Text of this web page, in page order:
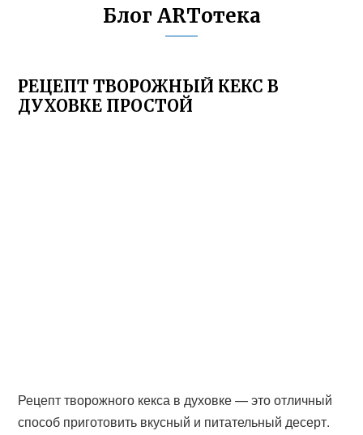
Блог ARTотека
РЕЦЕПТ ТВОРОЖНЫЙ КЕКС В
ДУХОВКЕ ПРОСТОЙ
Рецепт творожного кекса в духовке — это отличный
способ приготовить вкусный и питательный десерт.